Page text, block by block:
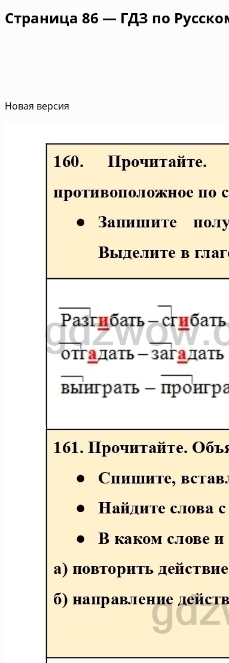
Страница 86 — ГДЗ по
Новая версия